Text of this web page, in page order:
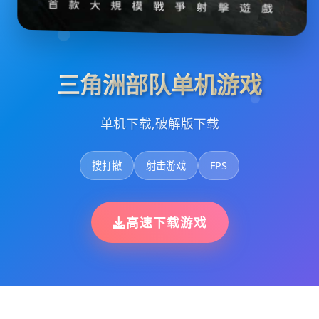
三角洲部队单机游戏
单机下载,破解版下载
搜打撤 射击游戏 FPS
高速下载游戏